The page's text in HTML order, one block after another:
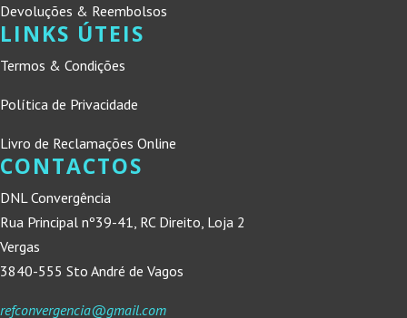
Devoluções & Reembolsos
LINKS ÚTEIS
Termos & Condições
Política de Privacidade
Livro de Reclamações Online
CONTACTOS
DNL Convergência
Rua Principal nº39-41, RC Direito, Loja 2
Vergas
3840-555 Sto André de Vagos
refconvergencia@gmail.com